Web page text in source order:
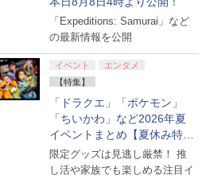
「Expeditions: Samurai」など
の最新情報を公開
イベント
エンタメ
【特集】
「ドラクエ」「ポケモン」
「ちいかわ」など2026年夏
イベントまとめ【夏休み特
集】
限定グッズは見逃し厳禁！ 推
し活や家族でも楽しめる注目イ